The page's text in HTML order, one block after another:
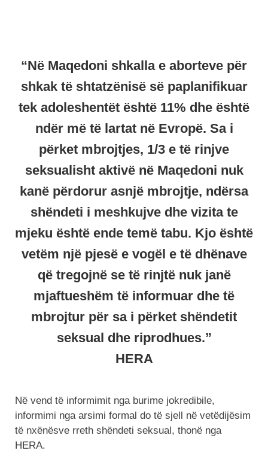
“Në Maqedoni shkalla e aborteve për
shkak të shtatzënisë së paplanifikuar
tek adoleshentët është 11% dhe është
ndër më të lartat në Evropë. Sa i
përket mbrojtjes, 1/3 e të rinjve
seksualisht aktivë në Maqedoni nuk
kanë përdorur asnjë mbrojtje, ndërsa
shëndeti i meshkujve dhe vizita te
mjeku është ende temë tabu. Kjo është
vetëm një pjesë e vogël e të dhënave
që tregojnë se të rinjtë nuk janë
mjaftueshëm të informuar dhe të
mbrojtur për sa i përket shëndetit
seksual dhe riprodhues.”
HERA
Në vend të informimit nga burime jokredibile,
informimi nga arsimi formal do të sjell në vetëdijësim
të nxënësve rreth shëndeti seksual, thonë nga
HERA.